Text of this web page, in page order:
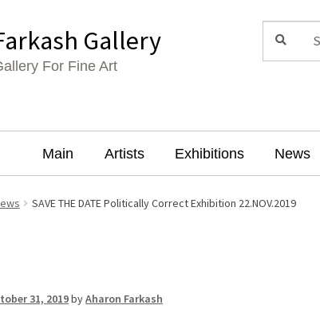
Gallery
For Fine Art
Search
Main Artists Exhibitions News
SAVE THE DATE Politically Correct Exhibition 22.NOV.2019
31, 2019byAharon Farkash